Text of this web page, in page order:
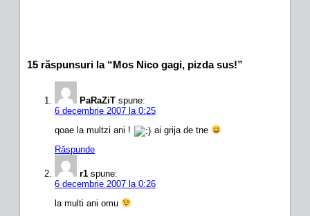
15 răspunsuri la “Mos Nico gagi, pizda sus!”
PaRaZiT spune:
6 decembrie 2007 la 0:25
qoae la multzi ani !
ai grija de tne
Răspunde
r1 spune:
6 decembrie 2007 la 0:26
la multi ani omu